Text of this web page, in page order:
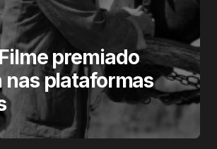
premiado
nas plataformas